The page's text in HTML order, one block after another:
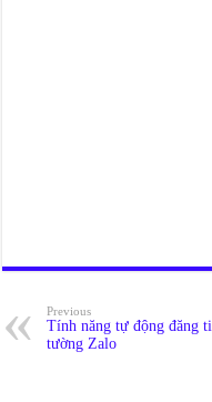
Previous
Tính năng tự động đăng
tường Zalo